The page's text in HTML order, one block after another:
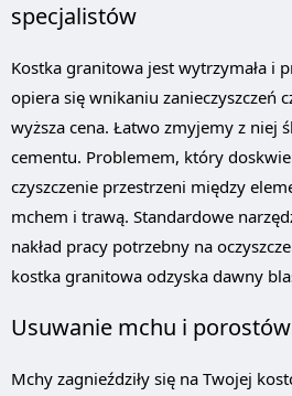
specjalistów
Kostka granitowa jest wytrzymała i
opiera się wnikaniu zanieczyszczeń
wyższa cena. Łatwo zmyjemy z niej
cementu. Problemem, który
czyszczenie przestrzeni między
mchem i trawą. Standardowe
nakład pracy potrzebny na
kostka granitowa odzyska dawny
Usuwanie mchu i porostów
Mchy zagnieździły się na Twojej